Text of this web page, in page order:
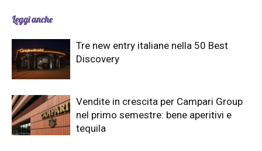
Leggi anche
Tre new entry italiane nella 50 Best
Discovery
Vendite in crescita per Campari Group
nel primo semestre: bene aperitivi e
tequila